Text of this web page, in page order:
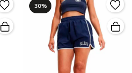
30%